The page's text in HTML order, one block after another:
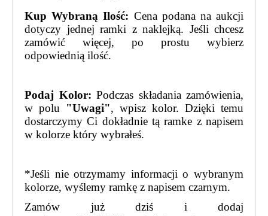
Kup Wybraną Ilość: Cena podana na aukcji
dotyczy jednej ramki z naklejką. Jeśli chcesz
zamówić więcej, po prostu wybierz
odpowiednią ilość.
Podaj Kolor: Podczas składania zamówienia,
w polu "Uwagi", wpisz kolor. Dzięki temu
dostarczymy Ci dokładnie tą ramke z napisem
w kolorze który wybrałeś.
*Jeśli nie otrzymamy informacji o wybranym
kolorze, wyślemy ramkę z napisem czarnym.
Zamów już dziś i dodaj